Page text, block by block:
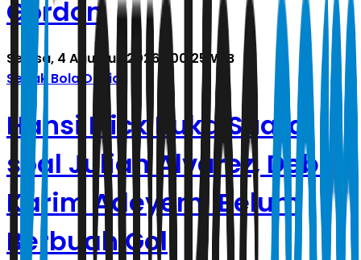
Gordon
Selasa, 4 Agustus 2026 | 00.25 WIB
Sepak Bola Dunia
Hansi Flick Buka Suara
soal Julian Alvarez, Debut
Karim Adeyemi Belum
Berbuah Gol